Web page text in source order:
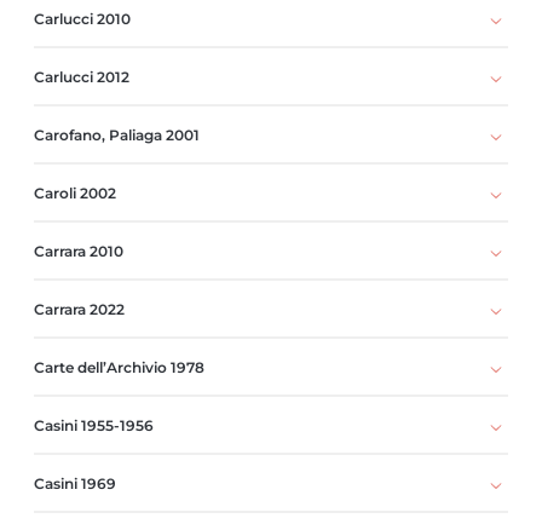
Carlucci 2010
Carlucci 2012
Carofano, Paliaga 2001
Caroli 2002
Carrara 2010
Carrara 2022
Carte dell’Archivio 1978
Casini 1955-1956
Casini 1969